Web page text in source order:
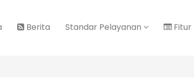
Berita Standar Pelayanan Fitur